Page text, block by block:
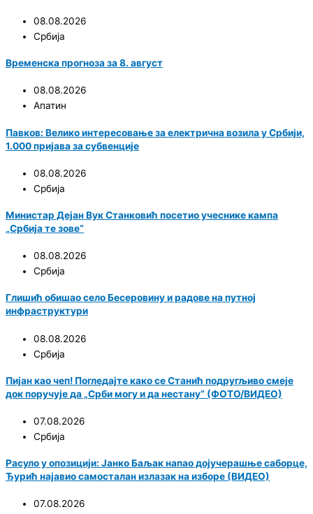
08.08.2026
Србија
Временска прогноза за 8. август
08.08.2026
Апатин
Павков: Велико интересовање за електрична возила у Србији,
1.000 пријава за субвенције
08.08.2026
Србија
Министар Дејан Вук Станковић посетио учеснике кампа
„Србија те зове“
08.08.2026
Србија
Глишић обишао село Бесеровину и радове на путној
инфраструктури
08.08.2026
Србија
Пијан као чеп! Погледајте како се Станић подругљиво смеје
док поручује да „Срби могу и да нестану“ (ФОТО/ВИДЕО)
07.08.2026
Србија
Расуло у опозицији: Јанко Баљак напао дојучерашње саборце,
Ђурић најавио самосталан излазак на изборе (ВИДЕО)
07.08.2026